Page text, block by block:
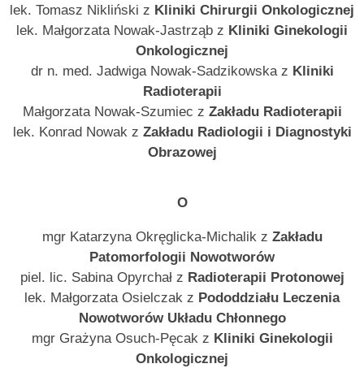
lek. Tomasz Nikliński z Kliniki Chirurgii Onkologicznej
lek. Małgorzata Nowak-Jastrząb z Kliniki Ginekologii
Onkologicznej
dr n. med. Jadwiga Nowak-Sadzikowska z Kliniki
Radioterapii
Małgorzata Nowak-Szumiec z Zakładu Radioterapii
lek. Konrad Nowak z Zakładu Radiologii i Diagnostyki
Obrazowej
O
mgr Katarzyna Okręglicka-Michalik z Zakładu
Patomorfologii Nowotworów
piel. lic. Sabina Opyrchał z Radioterapii Protonowej
lek. Małgorzata Osielczak z Pododdziału Leczenia
Nowotworów Układu Chłonnego
mgr Grażyna Osuch-Pęcak z Kliniki Ginekologii
Onkologicznej